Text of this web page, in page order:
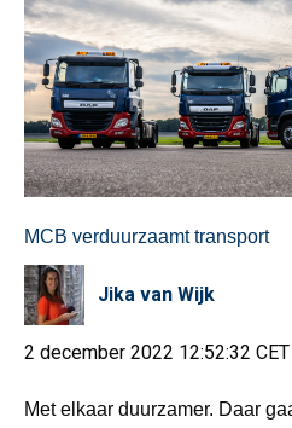
MCB verduurzaamt transport
Jika van Wijk
2 december 2022 12:52:32 CET
Met elkaar duurzamer. Daar